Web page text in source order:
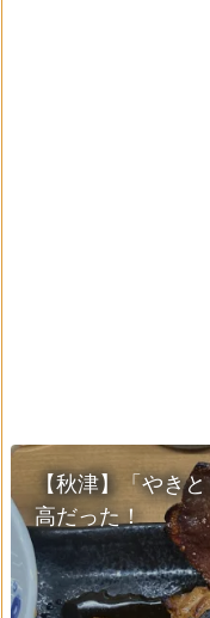
【秋津】「やき
高だった！